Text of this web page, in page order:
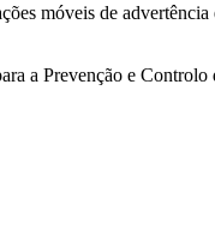
móveis de
a Prevenção e